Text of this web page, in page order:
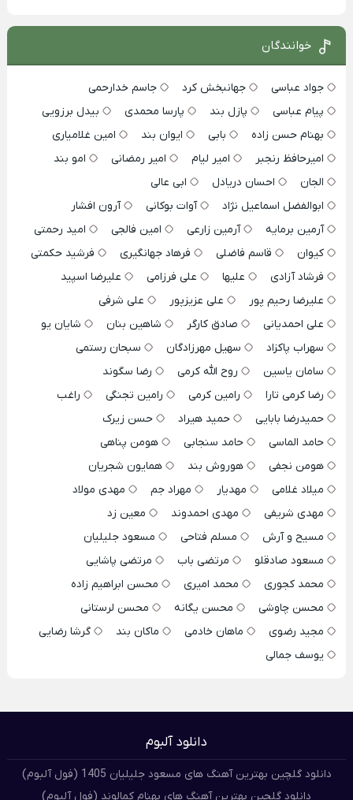
خوانندگان
جواد عباسی جهانبخش کرد
جاسم خدارحمی
پیام عباسی
پازل بند پارسا محمدی
بیدل برزویی
بهنام حسن زاده
بابی ایوان بند
امین غلامیاری
امیرحافظ رنجبر
امیر لیام امیر رمضانی
امو بند
الجان
احسان دریادل
ابی عالی
ابوالفضل اسماعیل نژاد
آوات بوکانی
آرون افشار
آرمین برمایه
آرمین زارعی امین فالجی
امید رحمتی
کیوان
قاسم فاضلی فرهاد جهانگیری
فرشید حکمتی
فرشاد آزادی
علیها علی فرزامی
علیرضا اسپید
علیرضا رحیم پور
علی عزیزپور
علی شرفی
علی احمدیانی
صادق کارگر شاهین بنان
شایان یو
سهراب پاکزاد
سهیل مهرزادگان
سبحان رستمی
سامان یاسین
روح الله کرمی
رضا سگوند
رضا کرمی تارا
رامین کرمی رامین تجنگی
راغب
حمیدرضا بابایی
حمید هیراد
حسن زیرک
حامد الماسی
حامد سنجابی
هومن پناهی
هومن نجفی
هوروش بند
همایون شجریان
میلاد غلامی
مهدیار مهراد جم
مهدی مولاد
مهدی شریفی
مهدی احمدوند
معین زد
مسیح و آرش
مسلم فتاحی
مسعود جلیلیان
مسعود صادقلو
مرتضی باب
مرتضی پاشایی
محمد کجوری
محمد امیری
محسن ابراهیم زاده
محسن چاوشی
محسن یگانه
محسن لرستانی
مجید رضوی
ماهان خادمی ماکان بند
گرشا رضایی
یوسف جمالی
دانلود آلبوم
دانلود گلچین بهترین آهنگ های مسعود جلیلیان 1405 (فول آلبوم)
دانلود گلچین بهترین آهنگ های بهنام کمالوند (فول آلبوم)